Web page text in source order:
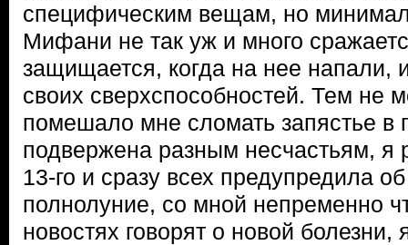
специфическим вещам, но
Мифани не так уж и много
защищается, когда на нее
своих сверхспособностей. Тем не
помешало мне сломать запястье в
подвержена разным несчастьям, я
13-го и сразу всех предупредила
полнолуние, со мной непременно
новостях говорят о новой болезни,